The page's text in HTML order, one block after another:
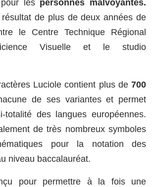
les personnes malvoyantes.
de plus de deux années de
le Centre Technique Régional
Visuelle et le studio
Luciole contient plus de 700
de ses variantes et permet
totalité des langues européennes.
de très nombreux symboles
pour la notation des
niveau baccalauréat.
pour permettre à la fois une